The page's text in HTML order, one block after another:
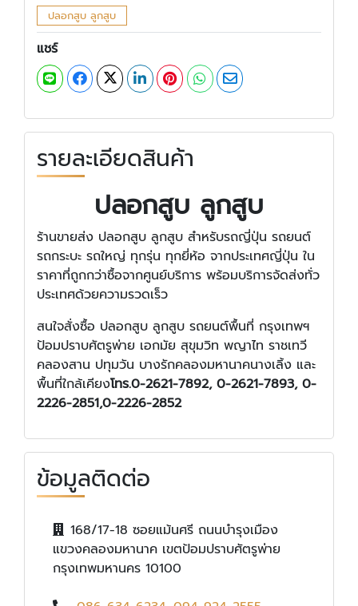
ปลอกสูบ ลูกสูบ
แชร์
รายละเอียดสินค้า
ปลอกสูบ ลูกสูบ
ร้านขายส่ง ปลอกสูบ ลูกสูบ สำหรับรถญี่ปุ่น รถยนต์
รถกระบะ รถใหญ่ ทุกรุ่น ทุกยี่ห้อ จากประเทศญี่ปุ่น ใน
ราคาที่ถูกกว่าซื้อจากศูนย์บริการ พร้อมบริการจัดส่งทั่ว
ประเทศด้วยความรวดเร็ว
สนใจสั่งซื้อ ปลอกสูบ ลูกสูบ รถยนต์พื้นที่ กรุงเทพฯ
ป้อมปราบศัตรูพ่าย เอกมัย สุขุมวิท พญาไท ราชเทวี
คลองสาน ปทุมวัน บางรักคลองมหานาคนางเลิ้ง และ
พื้นที่ใกล้เคียงโทร.0-2621-7892, 0-2621-7893, 0-
2226-2851,0-2226-2852
ข้อมูลติดต่อ
168/17-18 ซอยแม้นศรี ถนนบำรุงเมือง
แขวงคลองมหานาค เขตป้อมปราบศัตรูพ่าย
กรุงเทพมหานคร 10100